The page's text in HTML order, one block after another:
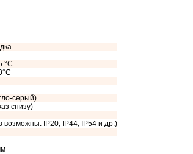
°C
серый)
снизу)
возможны: IP20, IP44, IP54 и др.)